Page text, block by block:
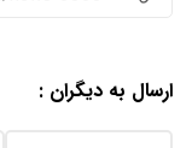
ارسال به دیگران :